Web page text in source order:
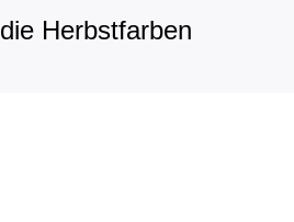
Herbstfarben